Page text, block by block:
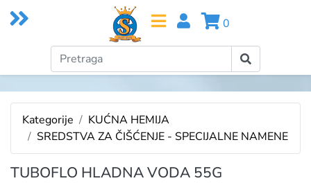
0
Kategorije
KUĆNA HEMIJA
SREDSTVA ZA ČIŠĆENJE - SPECIJALNE NAMENE
TUBOFLO HLADNA VODA 55G